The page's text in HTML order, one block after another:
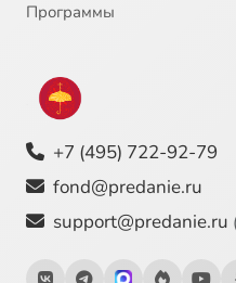
27 Ахматова -
Программы
+7 (495) 722-92-79
fond@predanie.ru
support@predanie.ru